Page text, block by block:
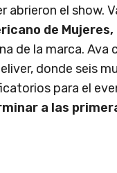
abrieron el show.
de Mujeres,
de la marca. Ava
donde seis
para el
a las